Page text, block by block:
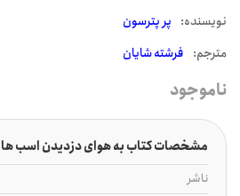
نويسنده: پر پترسون
مترجم: فرشته شایان
ناموجود
مشخصات کتاب به هوای دزدیدن اسب ها
ناشر